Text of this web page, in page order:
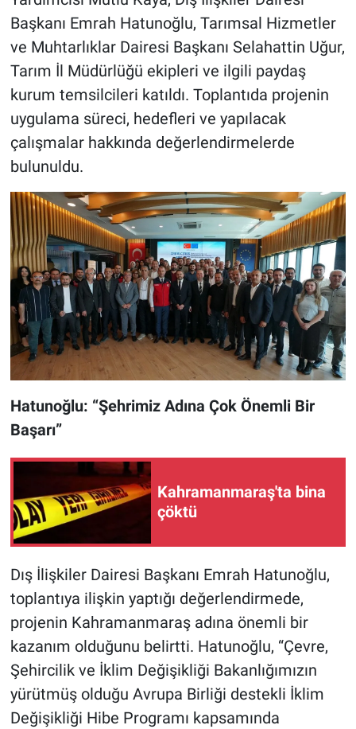
Başkanı Emrah Hatunoğlu, Tarımsal Hizmetler
ve Muhtarlıklar Dairesi Başkanı Selahattin Uğur,
Tarım İl Müdürlüğü ekipleri ve ilgili paydaş
kurum temsilcileri katıldı. Toplantıda projenin
uygulama süreci, hedefleri ve yapılacak
çalışmalar hakkında değerlendirmelerde
bulunuldu.
Hatunoğlu: “Şehrimiz Adına Çok Önemli Bir
Başarı”
Kahramanmaraş'ta bina
çöktü
Dış İlişkiler Dairesi Başkanı Emrah Hatunoğlu,
toplantıya ilişkin yaptığı değerlendirmede,
projenin Kahramanmaraş adına önemli bir
kazanım olduğunu belirtti. Hatunoğlu, “Çevre,
Şehircilik ve İklim Değişikliği Bakanlığımızın
yürütmüş olduğu Avrupa Birliği destekli İklim
Değişikliği Hibe Programı kapsamında